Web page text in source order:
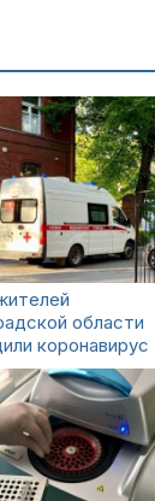
области
коронавирус